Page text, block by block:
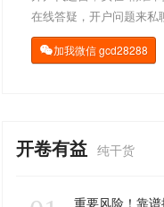
在线答疑，开户问题来私
加我微信gcd28288
开卷有益 纯干货
重要风险！靠